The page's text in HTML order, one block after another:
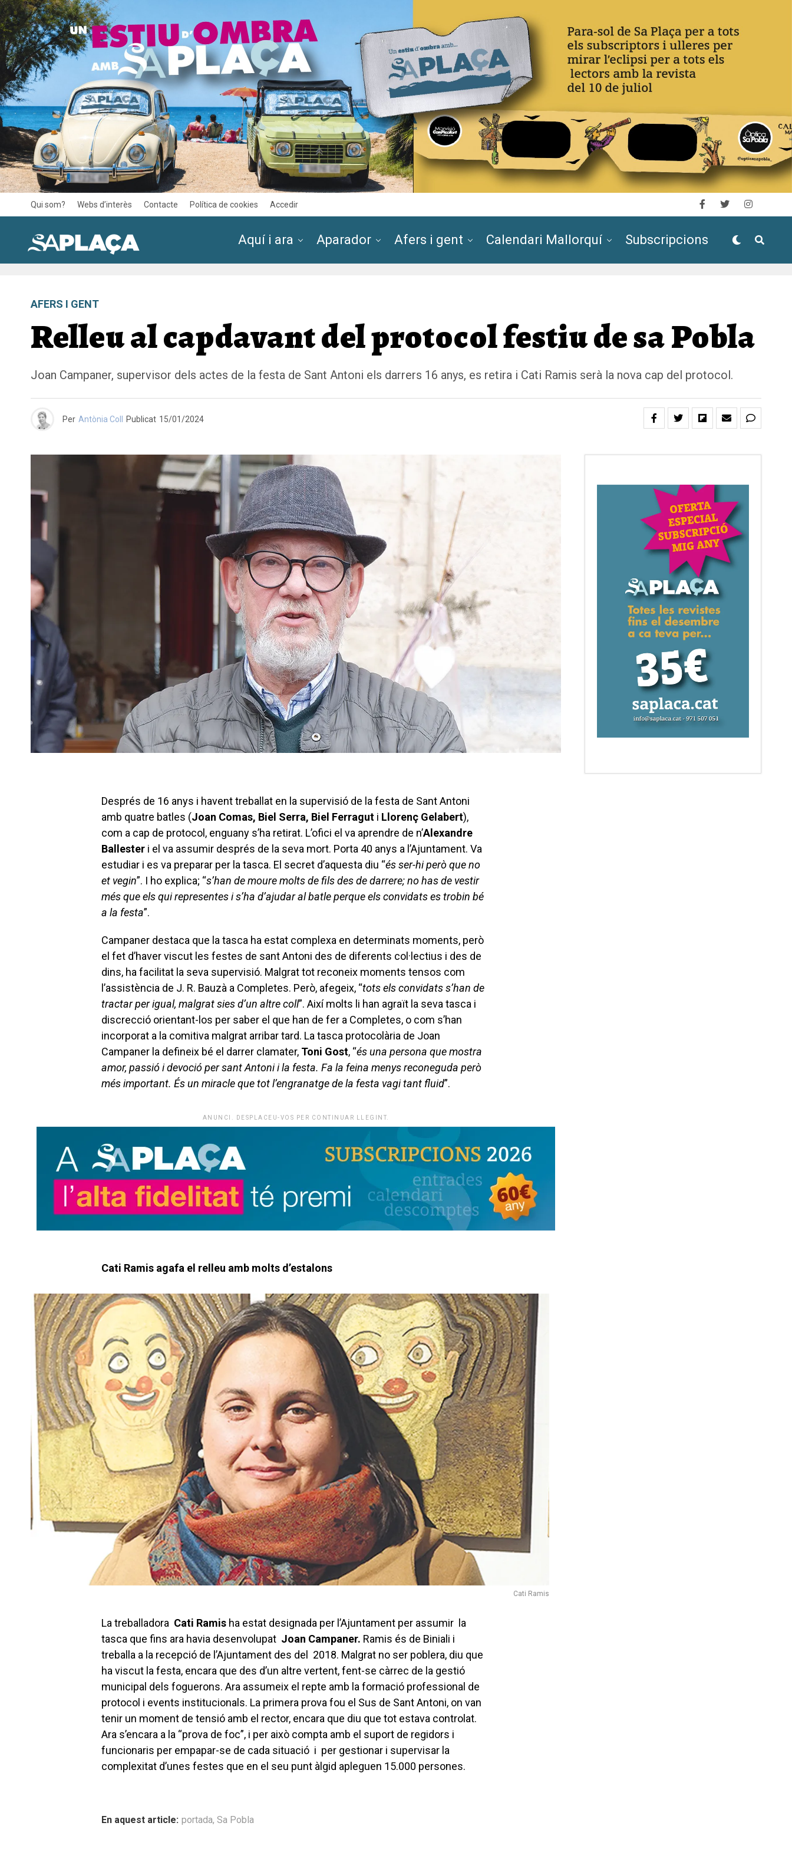
Qui som? Webs d’interès Contacte Política de cookies Accedir
Aquí i ara Aparador Afers i gent Calendari Mallorquí Subscripcions
AFERS I GENT
Relleu al capdavant del protocol festiu de sa Pobla
Joan Campaner, supervisor dels actes de la festa de Sant Antoni els darrers 16 anys, es retira i Cati Ramis serà la nova cap del protocol.
Per Antònia Coll Publicat 15/01/2024
Després de 16 anys i havent treballat en la supervisió de la festa de Sant Antoni
amb quatre batles (Joan Comas, Biel Serra, Biel Ferragut i Llorenç Gelabert),
com a cap de protocol, enguany s’ha retirat. L’ofici el va aprendre de n’Alexandre
Ballester i el va assumir després de la seva mort. Porta 40 anys a l’Ajuntament. Va
estudiar i es va preparar per la tasca. El secret d’aquesta diu “és ser-hi però que no
et vegin”. I ho explica; “s’han de moure molts de fils des de darrere; no has de vestir
més que els qui representes i s’ha d’ajudar al batle perque els convidats es trobin bé
a la festa”.
Campaner destaca que la tasca ha estat complexa en determinats moments, però
el fet d’haver viscut les festes de sant Antoni des de diferents col·lectius i des de
dins, ha facilitat la seva supervisió. Malgrat tot reconeix moments tensos com
l’assistència de J. R. Bauzà a Completes. Però, afegeix, “tots els convidats s’han de
tractar per igual, malgrat sies d’un altre coll”. Així molts li han agraït la seva tasca i
discrecció orientant-los per saber el que han de fer a Completes, o com s’han
incorporat a la comitiva malgrat arribar tard. La tasca protocolària de Joan
Campaner la defineix bé el darrer clamater, Toni Gost, “és una persona que mostra
amor, passió i devoció per sant Antoni i la festa. Fa la feina menys reconeguda però
més important. És un miracle que tot l’engranatge de la festa vagi tant fluid”.
ANUNCI. DESPLACEU-VOS PER CONTINUAR LLEGINT.
Cati Ramis agafa el relleu amb molts d’estalons
Cati Ramis
La treballadora Cati Ramis ha estat designada per l’Ajuntament per assumir la
tasca que fins ara havia desenvolupat Joan Campaner. Ramis és de Biniali i
treballa a la recepció de l’Ajuntament des del 2018. Malgrat no ser poblera, diu que
ha viscut la festa, encara que des d’un altre vertent, fent-se càrrec de la gestió
municipal dels foguerons. Ara assumeix el repte amb la formació professional de
protocol i events institucionals. La primera prova fou el Sus de Sant Antoni, on van
tenir un moment de tensió amb el rector, encara que diu que tot estava controlat.
Ara s’encara a la “prova de foc”, i per això compta amb el suport de regidors i
funcionaris per empapar-se de cada situació i per gestionar i supervisar la
complexitat d’unes festes que en el seu punt àlgid apleguen 15.000 persones.
En aquest article: portada, Sa Pobla